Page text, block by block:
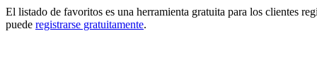
El listado de favoritos es una herramienta gratuita para los clientes
puede registrarse gratuitamente.